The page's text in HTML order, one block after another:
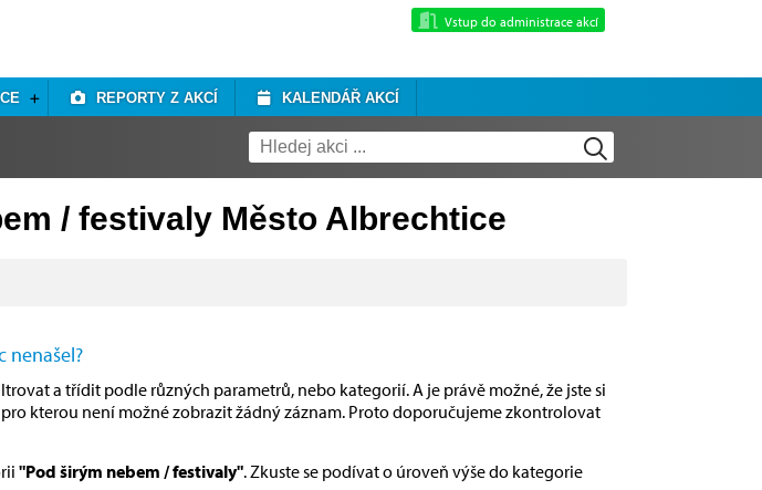
Vstup do administrace akcí
REPORTY Z AKCÍ KALENDÁŘ AKCÍ
/ festivaly Město Albrechtice
nenašel?
a třídit podle různých parametrů, nebo kategorií. A je právě možné, že jste si
kterou není možné zobrazit žádný záznam. Proto doporučujeme zkontrolovat
"Pod širým nebem / festivaly". Zkuste se podívat o úroveň výše do kategorie